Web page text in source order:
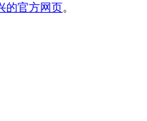
的官方网页。